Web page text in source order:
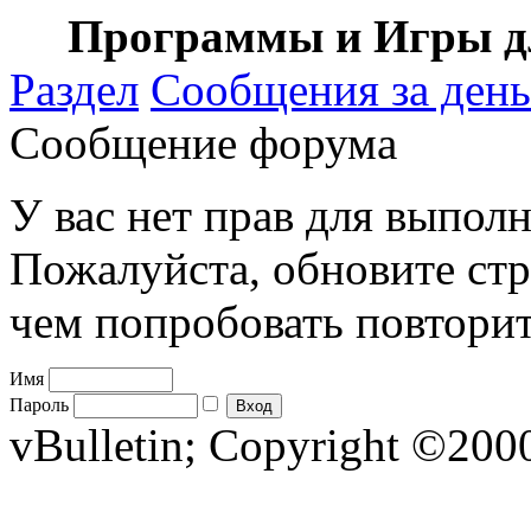
Программы и Игры
Раздел Сообщения за день
Сообщение форума
У вас нет прав для
Пожалуйста, обновите
чем попробовать
Имя
Пароль
vBulletin; Copyright